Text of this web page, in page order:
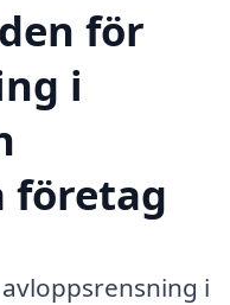
för
i
företag
i